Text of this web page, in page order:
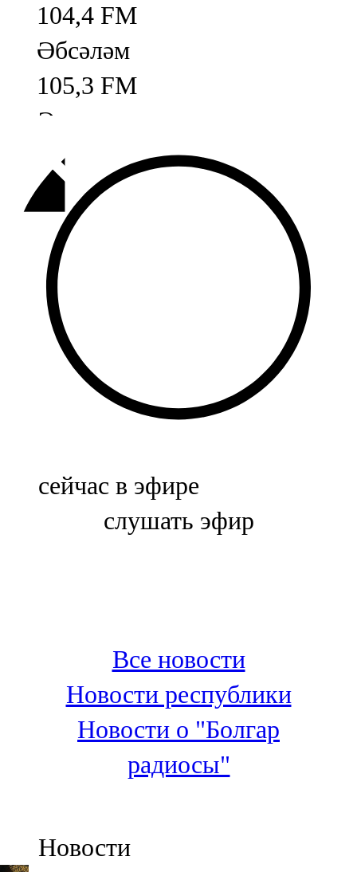
104,4 FM
Әбсәләм
105,3 FM
Әлмәт
92,9 FM
Базарлы матак
107,1 FM
Балык бистәсе
104,9 FM
Баулы
107,5 FM
Биләр
Болгар
100,3 FM
Зәй
106,6 FM
Кадыбаш
105,2 FM
91,5 FM
сейчас в эфире
слушать эфир
Все новости
Новости республики
Новости о "Болгар
радиосы"
Новости